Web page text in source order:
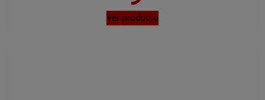
Loading...
Ver producto